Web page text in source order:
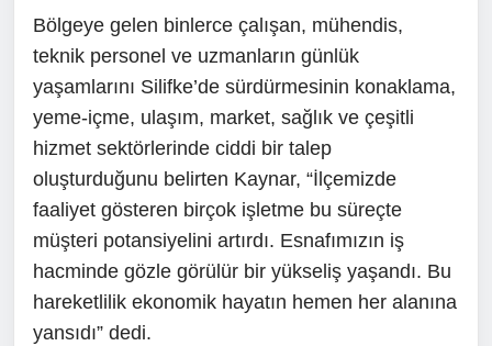
Bölgeye gelen binlerce çalışan, mühendis,
teknik personel ve uzmanların günlük
yaşamlarını Silifke’de sürdürmesinin konaklama,
yeme-içme, ulaşım, market, sağlık ve çeşitli
hizmet sektörlerinde ciddi bir talep
oluşturduğunu belirten Kaynar, “İlçemizde
faaliyet gösteren birçok işletme bu süreçte
müşteri potansiyelini artırdı. Esnafımızın iş
hacminde gözle görülür bir yükseliş yaşandı. Bu
hareketlilik ekonomik hayatın hemen her alanına
yansıdı” dedi.